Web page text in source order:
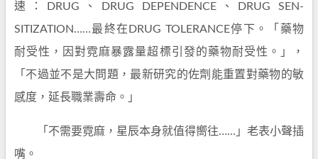
速：DRUG、DRUG DEPENDENCE、DRUG SEN-
SITIZATION……最終在DRUG TOLERANCE停下。「藥物
耐受性，因對霓麻暴露量超標引發的藥物耐受性。」，
「不過並不是大問題，最新研究的佐劑能重置對藥物的敏
感度，延長職業壽命。」
「不需要霓麻，星辰本身就值得嚮往……」老表小聲插
嘴。